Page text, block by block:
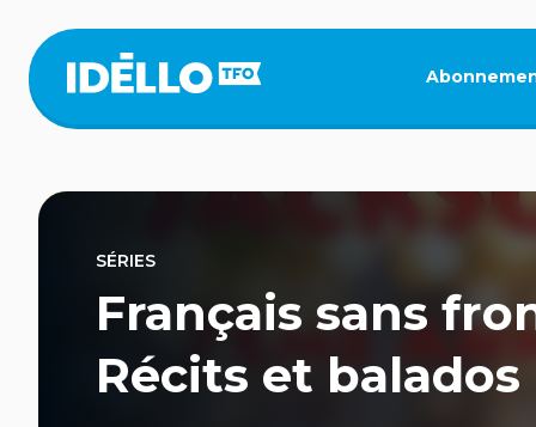
contenu
principal
SÉRIES
Français sans
Récits et balados